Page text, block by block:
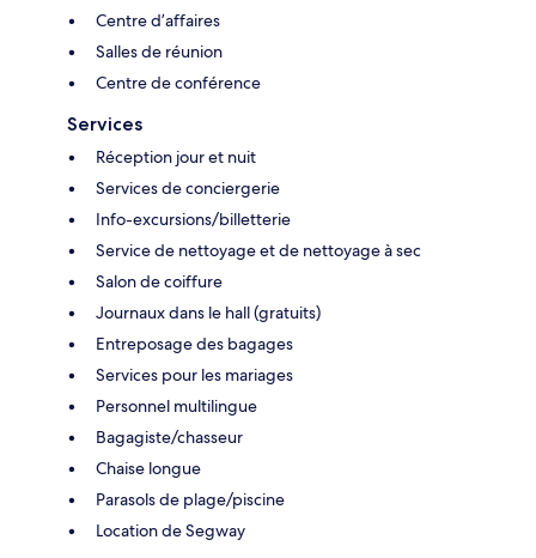
Centre d’affaires
Salles de réunion
Centre de conférence
Services
Réception jour et nuit
Services de conciergerie
Info-excursions/billetterie
Service de nettoyage et de nettoyage à sec
Salon de coiffure
Journaux dans le hall (gratuits)
Entreposage des bagages
Services pour les mariages
Personnel multilingue
Bagagiste/chasseur
Chaise longue
Parasols de plage/piscine
Location de Segway